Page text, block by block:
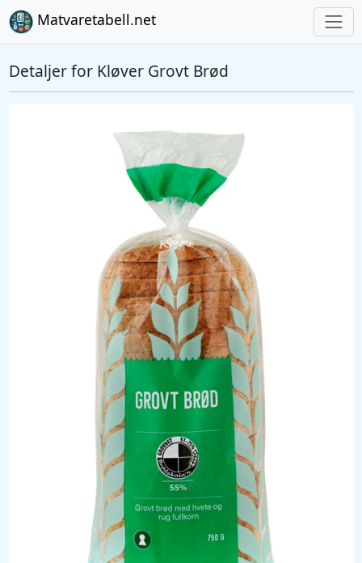
Matvaretabell.net
Detaljer for Kløver Grovt Brød